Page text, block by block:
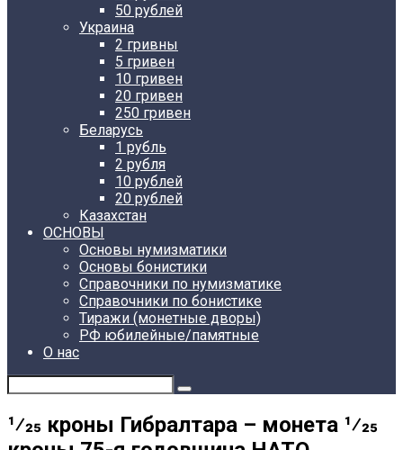
50 рублей
Украина
2 гривны
5 гривен
10 гривен
20 гривен
250 гривен
Беларусь
1 рубль
2 рубля
10 рублей
20 рублей
Казахстан
ОСНОВЫ
Основы нумизматики
Основы бонистики
Справочники по нумизматике
Справочники по бонистике
Тиражи (монетные дворы)
РФ юбилейные/памятные
О нас
1⁄25 кроны Гибралтара – монета 1⁄25